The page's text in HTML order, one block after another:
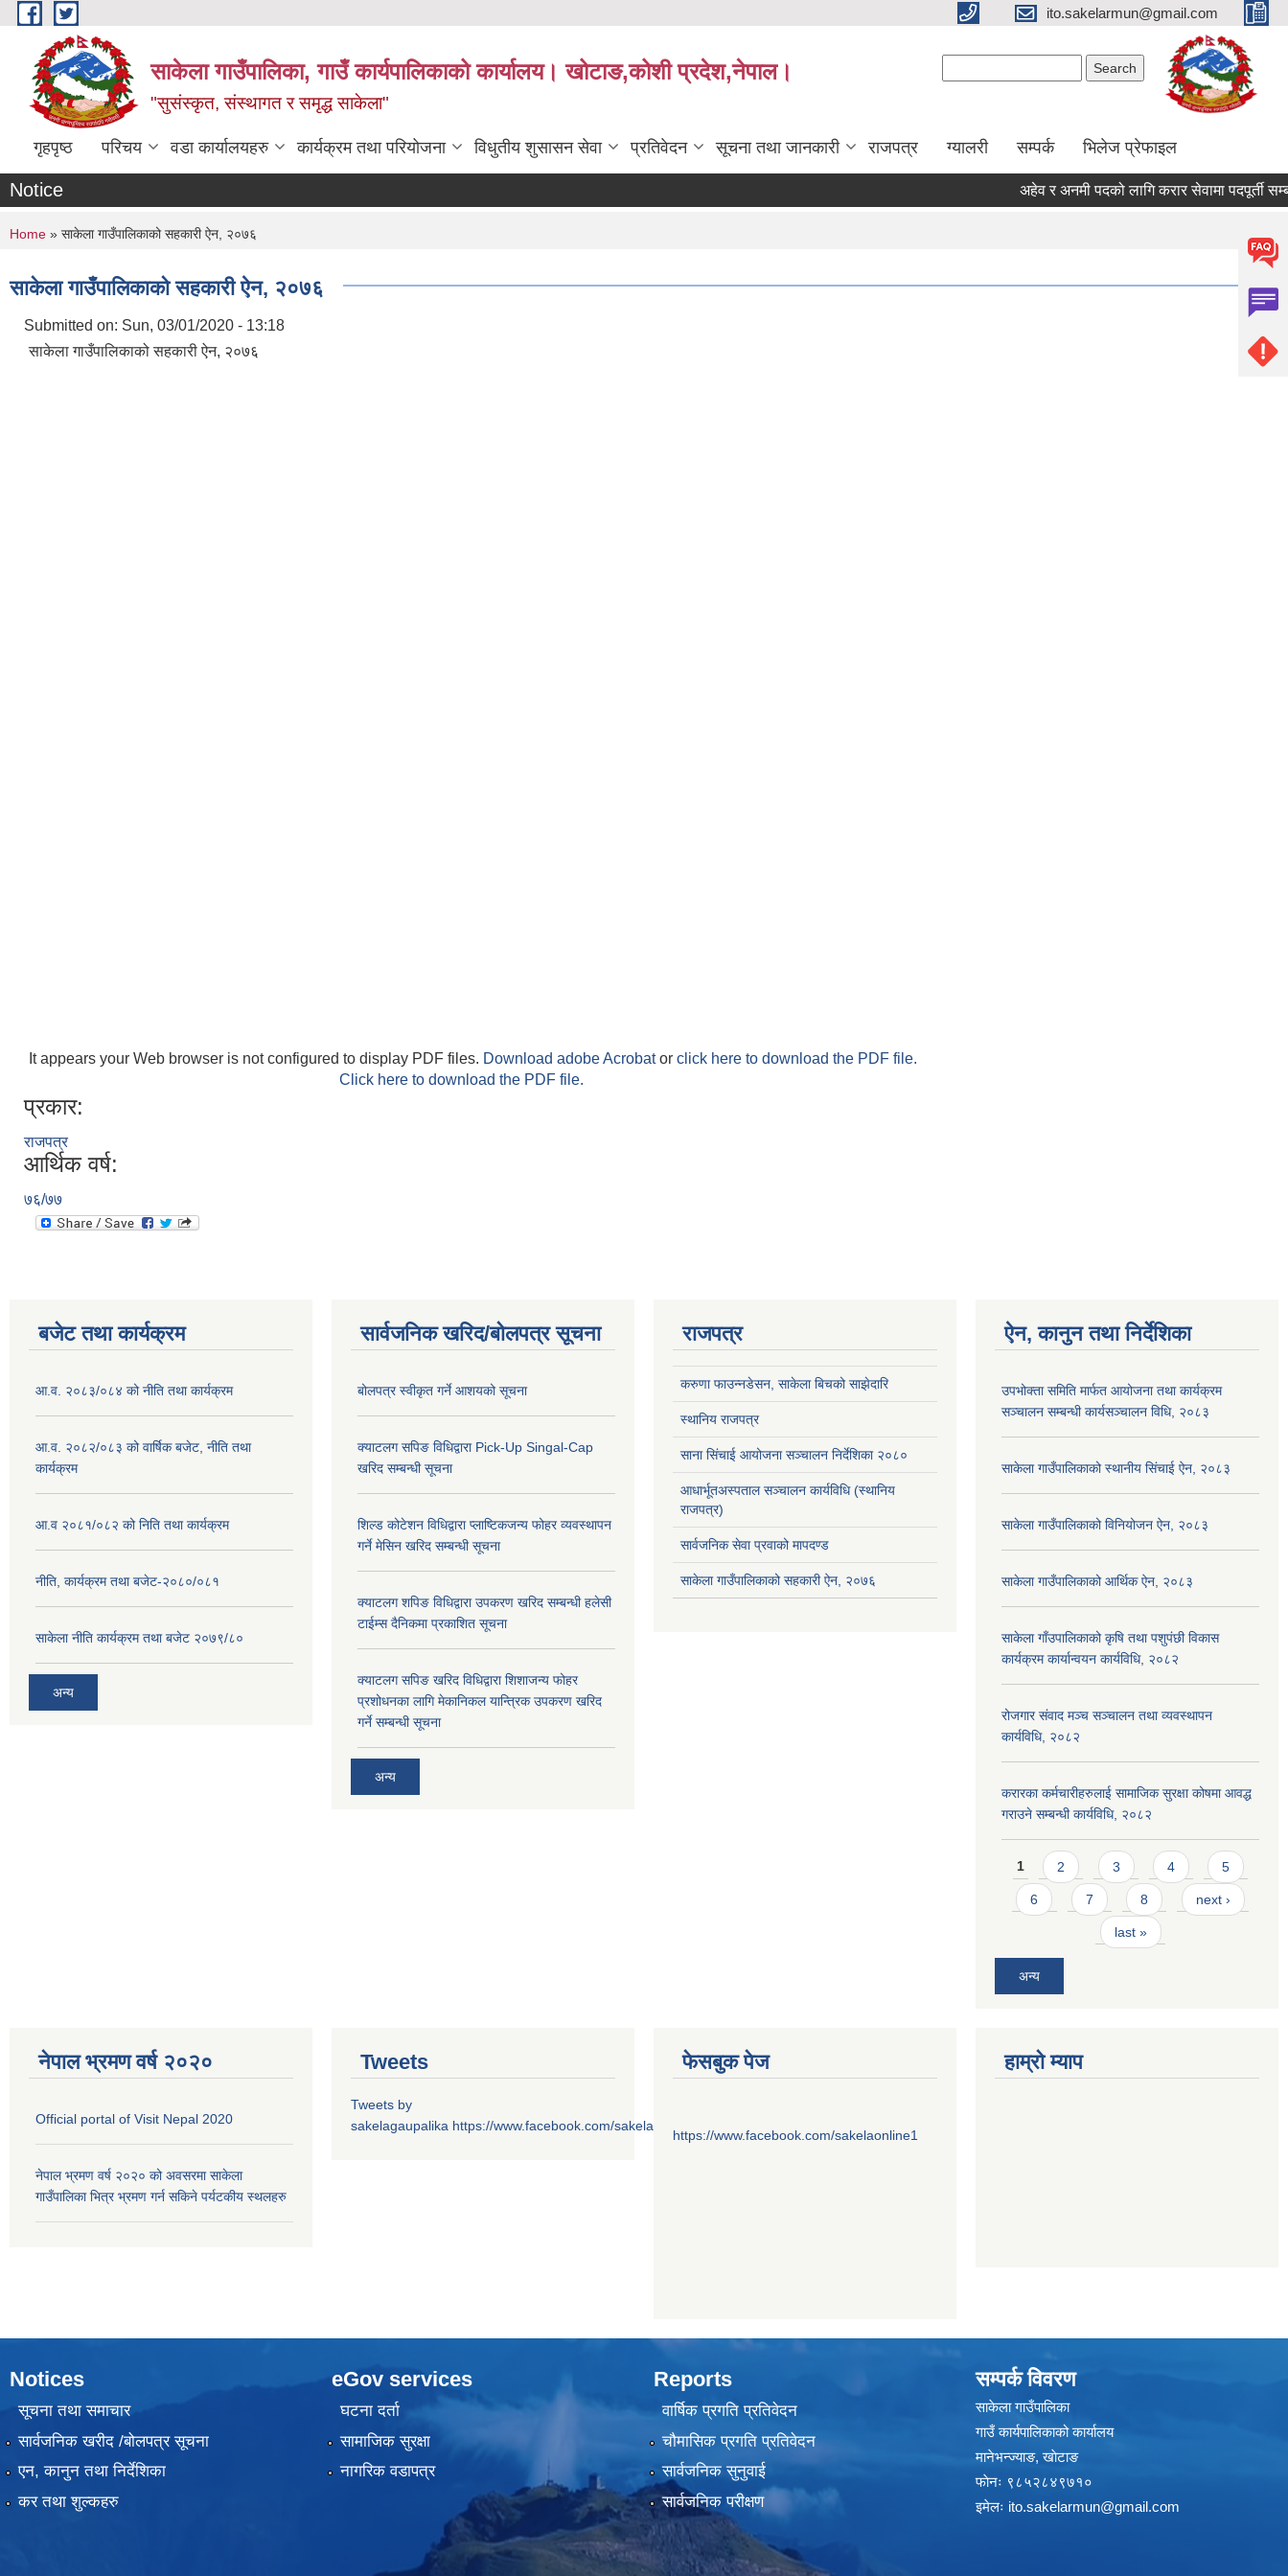
Skip to main content ito.sakelarmun@gmail.com
साकेला गाउँपालिका, गाउँ कार्यपालिकाको कार्यालय। खोटाङ,कोशी प्रदेश,नेपाल।
"सुसंस्कृत, संस्थागत र समृद्ध साकेला"
गृहपृष्ठ परिचय वडा कार्यालयहरु कार्यक्रम तथा परियोजना विधुतीय शुसासन सेवा प्रतिवेदन सूचना तथा जानकारी राजपत्र ग्यालरी सम्पर्क भिलेज प्रेफाइल
Notice अहेव र अनमी पदको लागि करार सेवामा पदपूर्ती
You are here
Home » साकेला गाउँपालिकाको सहकारी ऐन, २०७६
साकेला गाउँपालिकाको सहकारी ऐन, २०७६
Submitted on: Sun, 03/01/2020 - 13:18
साकेला गाउँपालिकाको सहकारी ऐन, २०७६
It appears your Web browser is not configured to display PDF files. Download adobe Acrobator click here to download the PDF file.
Click here to download the PDF file.
प्रकार:
राजपत्र
आर्थिक वर्ष:
७६/७७
बजेट तथा कार्यक्रम
आ.व. २०८३/०८४ को नीति तथा कार्यक्रम
आ.व. २०८२/०८३ को वार्षिक बजेट, नीति तथा
कार्यक्रम
आ.व २०८१/०८२ को निति तथा कार्यक्रम
नीति, कार्यक्रम तथा बजेट-२०८०/०८१
साकेला नीति कार्यक्रम तथा बजेट २०७९/८०
अन्य
सार्वजनिक खरिद/बोलपत्र सूचना
बोलपत्र स्वीकृत गर्ने आशयको सूचना
क्याटलग सपिङ विधिद्वारा Pick-Up Singal-Cap
खरिद सम्बन्धी सूचना
शिल्ड कोटेशन विधिद्वारा प्लाष्टिकजन्य फोहर व्यवस्थापन
गर्ने मेसिन खरिद सम्बन्धी सूचना
क्याटलग शपिङ विधिद्वारा उपकरण खरिद सम्बन्धी हलेसी
टाईम्स दैनिकमा प्रकाशित सूचना
क्याटलग सपिङ खरिद विधिद्वारा शिशाजन्य फोहर
प्रशोधनका लागि मेकानिकल यान्त्रिक उपकरण खरिद
गर्ने सम्बन्धी सूचना
अन्य
राजपत्र
करुणा फाउन्नडेसन, साकेला बिचको साझेदारि
स्थानिय राजपत्र
साना सिंचाई आयोजना सञ्चालन निर्देशिका २०८०
आधार्भूतअस्पताल सञ्चालन कार्यविधि (स्थानिय
राजपत्र)
सार्वजनिक सेवा प्रवाको मापदण्ड
साकेला गाउँपालिकाको सहकारी ऐन, २०७६
ऐन, कानुन तथा निर्देशिका
उपभोक्ता समिति मार्फत आयोजना तथा कार्यक्रम
सञ्चालन सम्बन्धी कार्यसञ्चालन विधि, २०८३
साकेला गाउँपालिकाको स्थानीय सिंचाई ऐन, २०८३
साकेला गाउँपालिकाको विनियोजन ऐन, २०८३
साकेला गाउँपालिकाको आर्थिक ऐन, २०८३
साकेला गाँउपालिकाको कृषि तथा पशुपंछी विकास
कार्यक्रम कार्यान्वयन कार्यविधि, २०८२
रोजगार संवाद मञ्च सञ्चालन तथा व्यवस्थापन
कार्यविधि, २०८२
करारका कर्मचारीहरुलाई सामाजिक सुरक्षा कोषमा आवद्ध
गराउने सम्बन्धी कार्यविधि, २०८२
Pages
1 2 3 4 5
6 7 8 next ›
last »
अन्य
नेपाल भ्रमण वर्ष २०२०
Official portal of Visit Nepal 2020
नेपाल भ्रमण वर्ष २०२० को अवसरमा साकेला
गाउँपालिका भित्र भ्रमण गर्न सकिने पर्यटकीय स्थलहरु
Tweets
Tweets by
sakelagaupalika https://www.facebook.com/sakelaonline1
फेसबुक पेज
https://www.facebook.com/sakelaonline1
हाम्राे म्याप
Notices
सूचना तथा समाचार
सार्वजनिक खरीद /बोलपत्र सूचना
एन, कानुन तथा निर्देशिका
कर तथा शुल्कहरु
eGov services
घटना दर्ता
सामाजिक सुरक्षा
नागरिक वडापत्र
Reports
वार्षिक प्रगति प्रतिवेदन
चौमासिक प्रगति प्रतिवेदन
सार्वजनिक सुनुवाई
सार्वजनिक परीक्षण
सम्पर्क विवरण
साकेला गाउँपालिका
गाउँ कार्यपालिकाको कार्यालय
मानेभन्ज्याङ, खाेटाङ
फाेनः ९८५२८४९७१०
इमेलः ito.sakelarmun@gmail.com